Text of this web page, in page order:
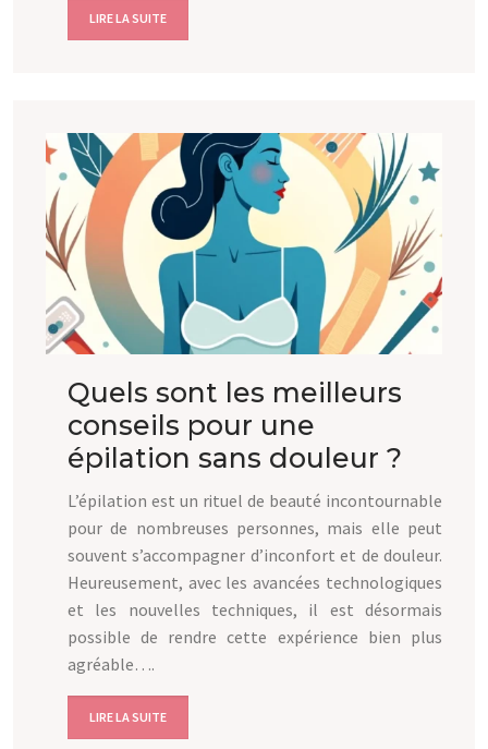
LIRE LA SUITE
Quels sont les meilleurs
conseils pour une
épilation sans douleur ?
L’épilation est un rituel de beauté incontournable
pour de nombreuses personnes, mais elle peut
souvent s’accompagner d’inconfort et de douleur.
Heureusement, avec les avancées technologiques
et les nouvelles techniques, il est désormais
possible de rendre cette expérience bien plus
agréable….
LIRE LA SUITE